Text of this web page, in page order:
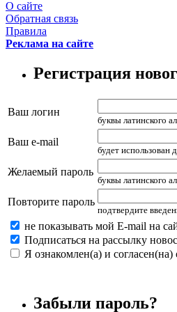
О сайте
Обратная связь
Правила
Реклама на сайте
Регистрация
Ваш логин
буквы латинского
Ваш e-mail
будет использован
Желаемый пароль
буквы латинского
Повторите пароль
подтвердите
не показывать мой E-mail на
Подписаться на рассылку
Я ознакомлен(а) и согласен(на)
Забыли пароль?